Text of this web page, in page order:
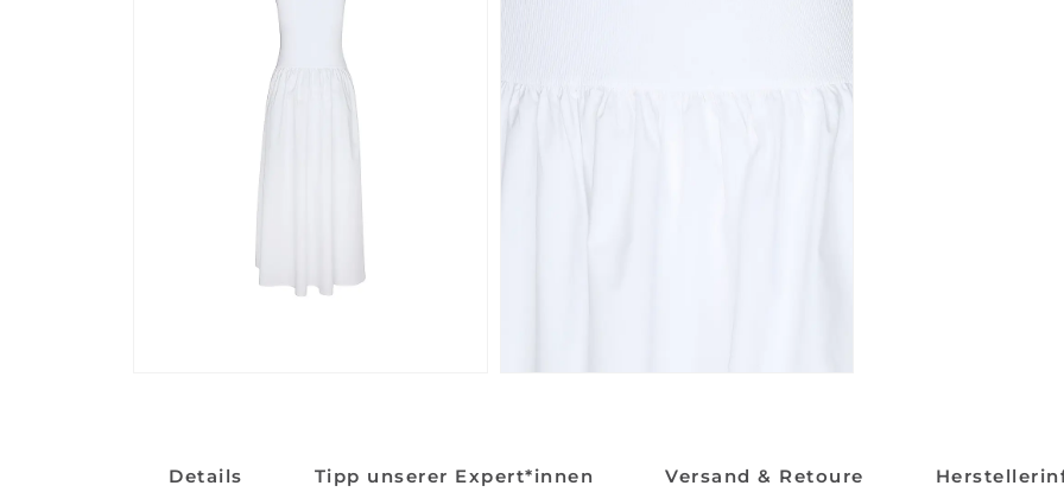
Details Tipp unserer Expert*innen Versand & Retoure